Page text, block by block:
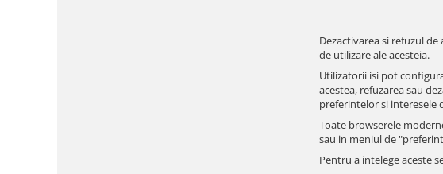
Dezactivarea si refuzul
de utilizare ale acesteia.
Utilizatorii isi pot
acestea, refuzarea sau
preferintelor si interesele
Toate browserele
sau in meniul de
Pentru a intelege aceste